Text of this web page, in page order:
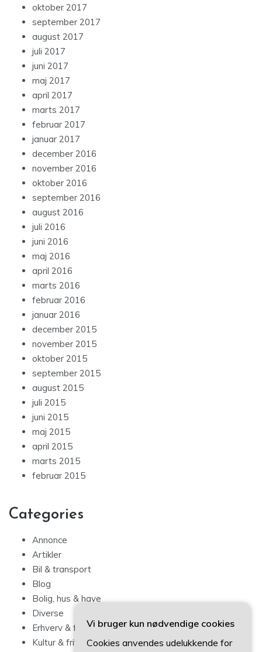
oktober 2017
september 2017
august 2017
juli 2017
juni 2017
maj 2017
april 2017
marts 2017
februar 2017
januar 2017
december 2016
november 2016
oktober 2016
september 2016
august 2016
juli 2016
juni 2016
maj 2016
april 2016
marts 2016
februar 2016
januar 2016
december 2015
november 2015
oktober 2015
september 2015
august 2015
juli 2015
juni 2015
maj 2015
april 2015
marts 2015
februar 2015
Categories
Annonce
Artikler
Bil & transport
Blog
Bolig, hus & have
Diverse
Erhverv & forbrug
Kultur & fritid
Vi bruger kun nødvendige cookies
Cookies anvendes udelukkende for